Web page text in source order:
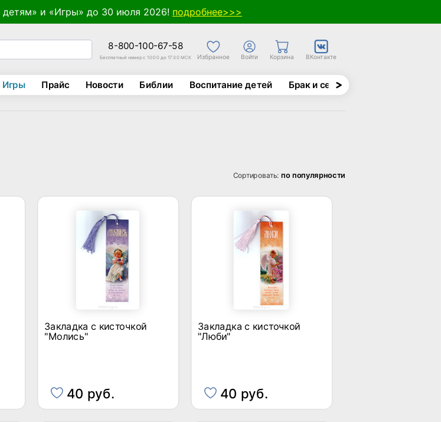
и «Игры» до 30 июля 2026! подробнее>>>
8-800-100-67-58
Бесплатный номер с 10:00 до 17:30 МСК Избранное Войти Корзина ВКонтакте
Игры Прайс Новости Библии Воспитание детей Брак и семья
Сортировать:по популярности
Закладка с кисточкой
"Молись"
40 руб.
Закладка с кисточкой
"Люби"
40 руб.